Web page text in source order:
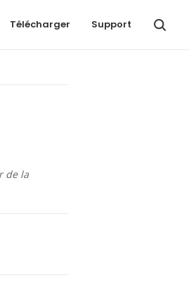
Télécharger Support
Acheter
de la